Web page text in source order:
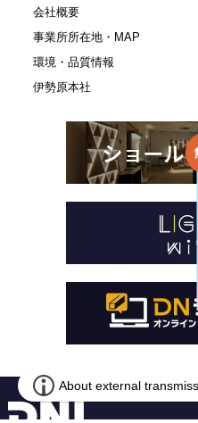
会社概要
事業所所在地・MAP
環境・品質情報
伊勢原本社